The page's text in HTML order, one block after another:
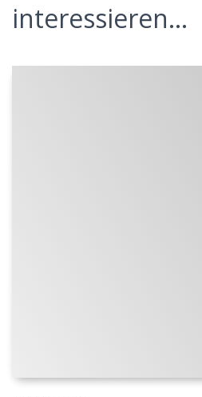
interessieren...